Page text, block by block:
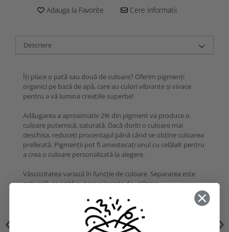
Adauga la Favorite Cere informatii
Descriere
Îți place o pată sau două de culoare? Oferim pigmenți
organici pe bază de apă, care au culori vibrante și vivace
pentru a vă lumina creațiile superbe!
Adăugarea a aproximativ 2% din pigment va produce o
culoare puternică, saturată. Dacă doriti o culoare mai
deschisa, reduceți procentajul până când se obține culoarea
preferată. Pigmenții pot fi amestecați unul cu celălalt pentru
a crea o culoare personalizată la alegere.
Vâscozitatea variază în funcție de culoare. Separarea este
naturală, se agită puternic înainte de utilizare.
Pigmenții se pot îngroșa ușor în timp și pot fi subțiați prin
plasarea recipientului în apă caldă și agitarea recipientului.
Nu adăugați apă in pigmenți.